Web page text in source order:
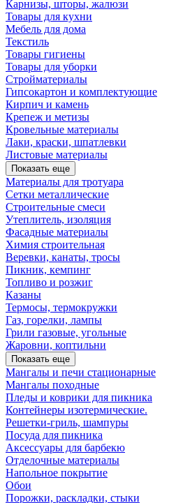
Карнизы, шторы, жалюзи
Товары для кухни
Мебель для дома
Текстиль
Товары гигиены
Товары для уборки
Стройматериалы
Гипсокартон и комплектующие
Кирпич и камень
Крепеж и метизы
Кровельные материалы
Лаки, краски, шпатлевки
Листовые материалы
Показать еще
Материалы для тротуара
Сетки металлические
Строительные смеси
Утеплитель, изоляция
Фасадные материалы
Химия строительная
Веревки, канаты, тросы
Пикник, кемпинг
Топливо и розжиг
Казаны
Термосы, термокружки
Газ, горелки, лампы
Грили газовые, угольные
Жаровни, коптильни
Показать еще
Мангалы и печи стационарные
Мангалы походные
Пледы и коврики для пикника
Контейнеры изотермические.
Решетки-гриль, шампуры
Посуда для пикника
Аксессуары для барбекю
Отделочные материалы
Напольное покрытие
Обои
Порожки, раскладки, стыки